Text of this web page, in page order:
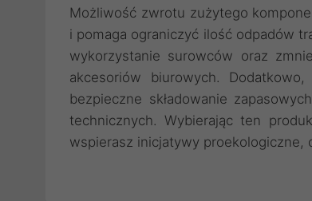
Możliwość zwrotu zużytego
i pomaga ograniczyć ilość odpadów
wykorzystanie surowców oraz
akcesoriów biurowych.
bezpieczne składowanie
technicznych. Wybierając ten
wspierasz inicjatywy proekologiczne,